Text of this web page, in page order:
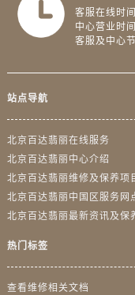
客服在线时
中心营业时
客服及中心
站点导航
北京百达翡丽在线服务
北京百达翡丽中心介绍
北京百达翡丽维修及保养项
北京百达翡丽中国区服务网
北京百达翡丽最新资讯及保
热门标签
查看维修相关文档